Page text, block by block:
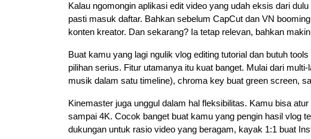
Kalau ngomongin aplikasi edit video yang udah eksis dari
pasti masuk daftar. Bahkan sebelum CapCut dan VN
konten kreator. Dan sekarang? Ia tetap relevan, bahkan
Buat kamu yang lagi ngulik vlog editing tutorial dan butuh
pilihan serius. Fitur utamanya itu kuat banget. Mulai dari
musik dalam satu timeline), chroma key buat green screen,
Kinemaster juga unggul dalam hal fleksibilitas. Kamu bisa
sampai 4K. Cocok banget buat kamu yang pengin hasil vlog
dukungan untuk rasio video yang beragam, kayak 1:1 buat